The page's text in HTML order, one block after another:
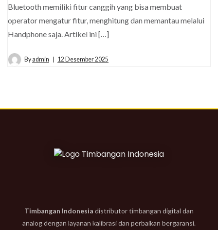
Bluetooth memiliki fitur canggih yang bisa membuat
operator mengatur fitur, menghitung dan memantau melalui
Handphone saja. Artikel ini […]
By admin 12 Desember 2025
Timbangan Indonesia distributor timbangan digital dan
analog dengan layanan kalibrasi dan perbaikan bergaransi.